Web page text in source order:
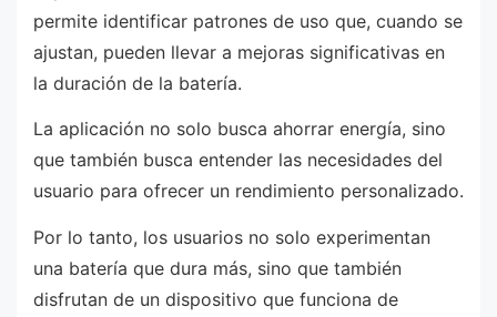
permite identificar patrones de uso que, cuando se
ajustan, pueden llevar a mejoras significativas en
la duración de la batería.
La aplicación no solo busca ahorrar energía, sino
que también busca entender las necesidades del
usuario para ofrecer un rendimiento personalizado.
Por lo tanto, los usuarios no solo experimentan
una batería que dura más, sino que también
disfrutan de un dispositivo que funciona de